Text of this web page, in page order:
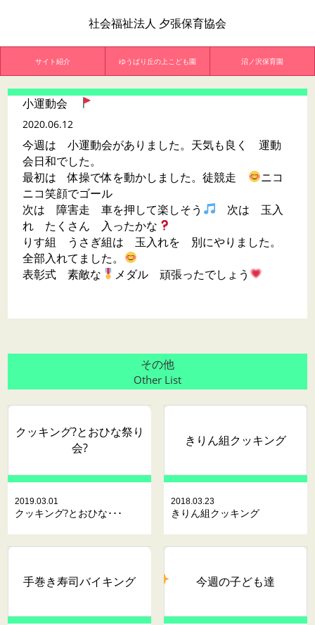
社会福祉法人 夕張保育協会
サイト紹介 ゆうばり丘の上こども園 沼ノ沢保育園
小運動会
2020.06.12
今週は 小運動会がありました。天気も良く 運動
会日和でした。
最初は 体操で体を動かしました。徒競走
ニコ
ニコ笑顔でゴール
次は 障害走 車を押して楽しそう
次は 玉入
れ たくさん 入ったかな
りす組 うさぎ組は 玉入れを 別にやりました。
全部入れてました。
表彰式 素敵な
メダル 頑張ったでしょう
その他
Other List
クッキング?とおひな祭り
会?
2019.03.01
クッキング?とおひな･･･
きりん組クッキング
2018.03.23
きりん組クッキング
手巻き寿司バイキング 今週の子ども達